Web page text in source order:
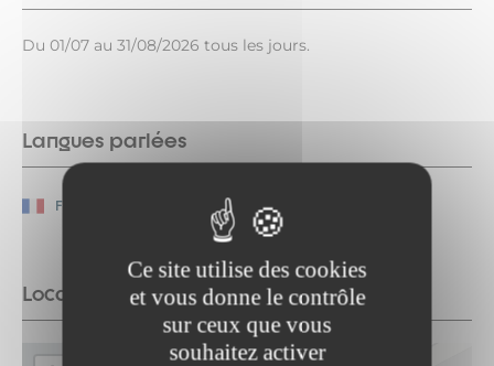
Ce site utilise des cookies
et vous donne le contrôle
sur ceux que vous
souhaitez activer
Du 01/07 au 31/08/2026 tous les jours.
Langues parlées
Français
Localisation